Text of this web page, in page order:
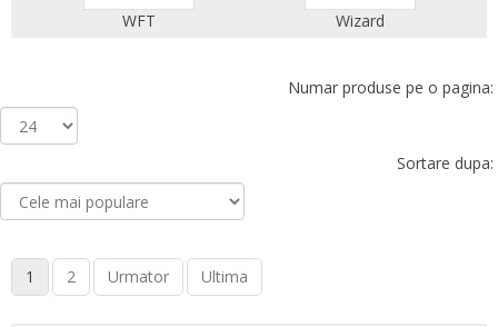
WFT Wizard
Numar produse pe o pagina:
Sortare dupa:
1 2 Urmator Ultima